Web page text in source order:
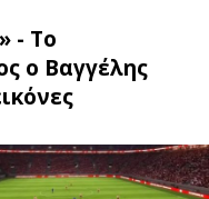
- Το
ο Βαγγέλης